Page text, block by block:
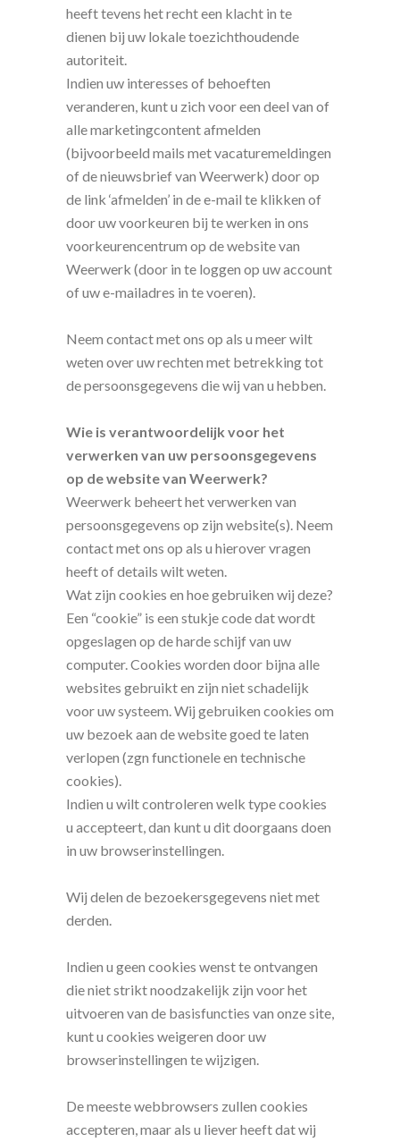
heeft tevens het recht een klacht in te
dienen bij uw lokale toezichthoudende
autoriteit.
Indien uw interesses of behoeften
veranderen, kunt u zich voor een deel van of
alle marketingcontent afmelden
(bijvoorbeeld mails met vacaturemeldingen
of de nieuwsbrief van Weerwerk) door op
de link ‘afmelden’ in de e-mail te klikken of
door uw voorkeuren bij te werken in ons
voorkeurencentrum op de website van
Weerwerk (door in te loggen op uw account
of uw e-mailadres in te voeren).
Neem contact met ons op als u meer wilt
weten over uw rechten met betrekking tot
de persoonsgegevens die wij van u hebben.
Wie is verantwoordelijk voor het
verwerken van uw persoonsgegevens
op de website van Weerwerk?
Weerwerk beheert het verwerken van
persoonsgegevens op zijn website(s). Neem
contact met ons op als u hierover vragen
heeft of details wilt weten.
Wat zijn cookies en hoe gebruiken wij deze?
Een “cookie” is een stukje code dat wordt
opgeslagen op de harde schijf van uw
computer. Cookies worden door bijna alle
websites gebruikt en zijn niet schadelijk
voor uw systeem. Wij gebruiken cookies om
uw bezoek aan de website goed te laten
verlopen (zgn functionele en technische
cookies).
Indien u wilt controleren welk type cookies
u accepteert, dan kunt u dit doorgaans doen
in uw browserinstellingen.
Wij delen de bezoekersgegevens niet met
derden.
Indien u geen cookies wenst te ontvangen
die niet strikt noodzakelijk zijn voor het
uitvoeren van de basisfuncties van onze site,
kunt u cookies weigeren door uw
browserinstellingen te wijzigen.
De meeste webbrowsers zullen cookies
accepteren, maar als u liever heeft dat wij